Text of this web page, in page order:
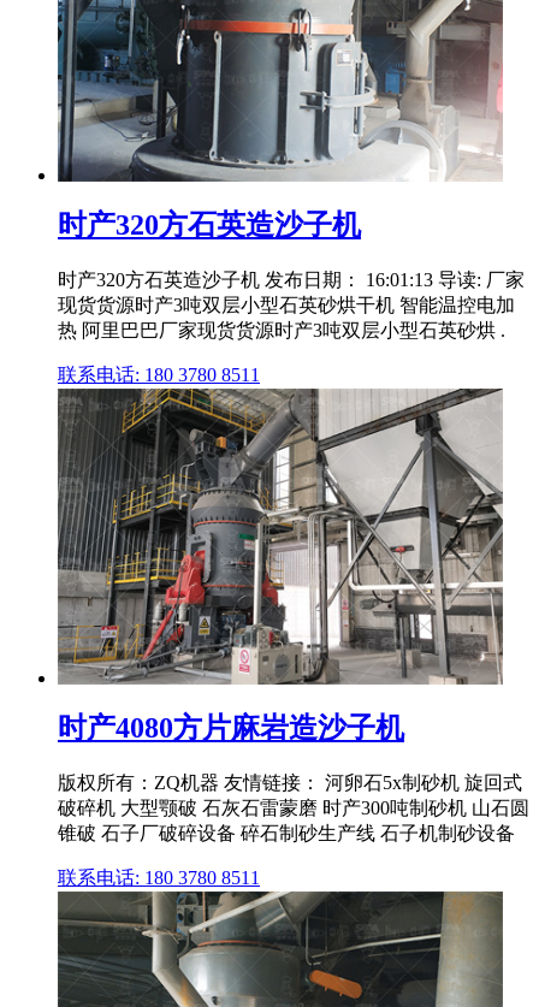
时产320方石英造沙子机
时产320方石英造沙子机 发布日期： 16:01:13 导读: 厂家
现货货源时产3吨双层小型石英砂烘干机 智能温控电加
热 阿里巴巴厂家现货货源时产3吨双层小型石英砂烘 .
联系电话: 180 3780 8511
时产4080方片麻岩造沙子机
版权所有：ZQ机器 友情链接： 河卵石5x制砂机 旋回式
破碎机 大型颚破 石灰石雷蒙磨 时产300吨制砂机 山石圆
锥破 石子厂破碎设备 碎石制砂生产线 石子机制砂设备
联系电话: 180 3780 8511